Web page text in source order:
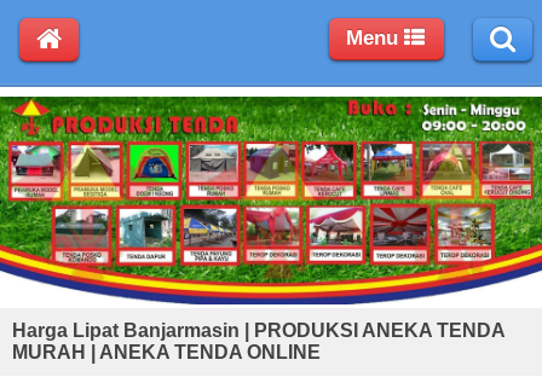
Harga Lipat Banjarmasin | PRODUKSI ANEKA TENDA
MURAH | ANEKA TENDA ONLINE
Menu